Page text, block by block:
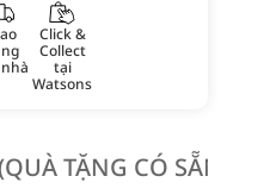
Click &
Collect
tại
Watsons
TẶNG CÓ SẴN